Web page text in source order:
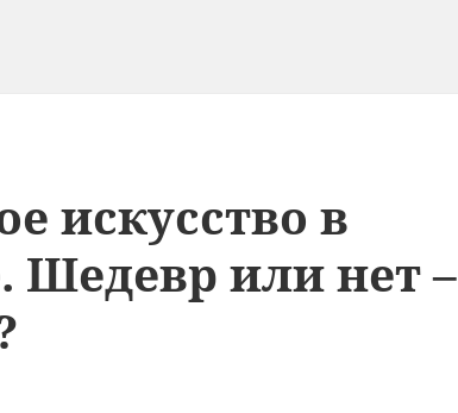
искусство в
Шедевр или нет –